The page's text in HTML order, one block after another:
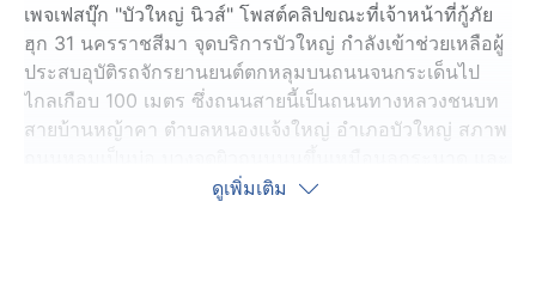
เพจเฟสบุ๊ก "บัวใหญ่ นิวส์" โพสต์คลิปขณะที่เจ้าหน้าที่กู้ภัย
ฮุก 31 นครราชสีมา จุดบริการบัวใหญ่ กำลังเข้าช่วยเหลือผู้
ประสบอุบัติรถจักรยานยนต์ตกหลุมบนถนนจนกระเด็นไป
ไกลเกือบ 100 เมตร ซึ่งถนนสายนี้เป็นถนนทางหลวงชนบท
สายบ้านหญ้าคา ตำบลหนองแจ้งใหญ่ อำเภอบัวใหญ่ สภาพ
ถนนสายนี้ไม่มีไฟส่องสว่างด้วย
ดูเพิ่มเติม